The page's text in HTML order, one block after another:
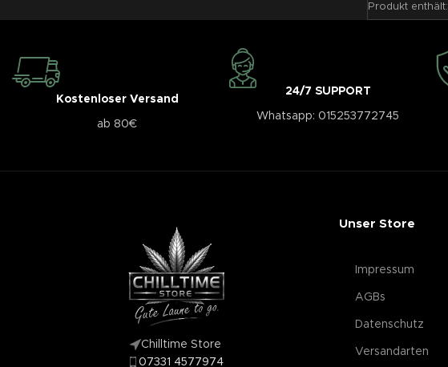
Produkt
Kostenloser Versand
ab 80€
24/7 SUPPORT
Whatsapp: 015253772745
Chilltime Store
07331 4577974
Unser Store
Impressum
AGBs
Datenschutz
Versandarten